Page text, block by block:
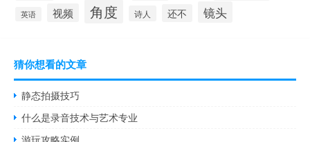
英语 视频 角度 诗人 还不 镜头
猜你想看的文章
静态拍摄技巧
什么是录音技术与艺术专业